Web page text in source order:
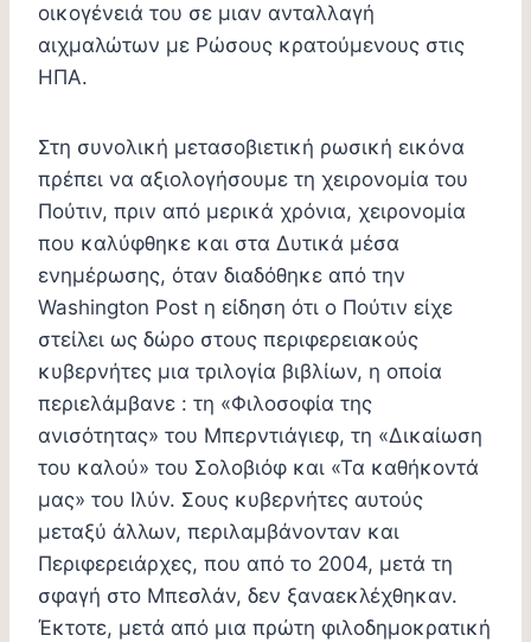
οικογένειά του σε μιαν ανταλλαγή
αιχμαλώτων με Ρώσους κρατούμενους στις
ΗΠΑ.
Στη συνολική μετασοβιετική ρωσική εικόνα
πρέπει να αξιολογήσουμε τη χειρονομία του
Πούτιν, πριν από μερικά χρόνια, χειρονομία
που καλύφθηκε και στα Δυτικά μέσα
ενημέρωσης, όταν διαδόθηκε από την
Washington Post η είδηση ότι ο Πούτιν είχε
στείλει ως δώρο στους περιφερειακούς
κυβερνήτες μια τριλογία βιβλίων, η οποία
περιελάμβανε : τη «Φιλοσοφία της
ανισότητας» του Μπερντιάγιεφ, τη «Δικαίωση
του καλού» του Σολοβιόφ και «Τα καθήκοντά
μας» του Ιλύν. Σους κυβερνήτες αυτούς
μεταξύ άλλων, περιλαμβάνονταν και
Περιφερειάρχες, που από το 2004, μετά τη
σφαγή στο Μπεσλάν, δεν ξαναεκλέχθηκαν.
Έκτοτε, μετά από μια πρώτη φιλοδημοκρατική